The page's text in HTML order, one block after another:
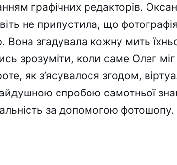
графічних редакторів.
не припустила, що
Вона згадувала кожну мить
зрозуміти, коли саме Олег
як з’ясувалося згодом,
спробою самотньої
за допомогою фотошопу.